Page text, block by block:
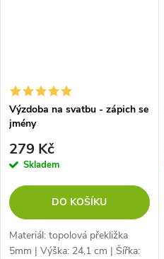
Výzdoba na svatbu - zápich se
jmény
279 Kč
Skladem
DO KOŠÍKU
Materiál: topolová překližka
5mm | Výška: 24,1 cm | Šířka: